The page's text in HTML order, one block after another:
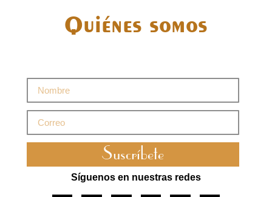
Quiénes somos
Suscríbete
Síguenos en nuestras redes